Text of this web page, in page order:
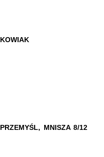
PRZEMYŚL, MNISZA 8/12